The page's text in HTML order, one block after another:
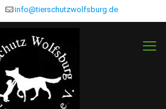
info@tierschutzwolfsburg.de